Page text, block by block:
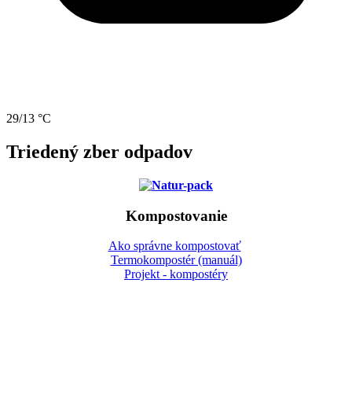
29/13 °C
Triedený zber odpadov
Kompostovanie
Ako správne kompostovať
Termokompostér (manuál)
Projekt - kompostéry